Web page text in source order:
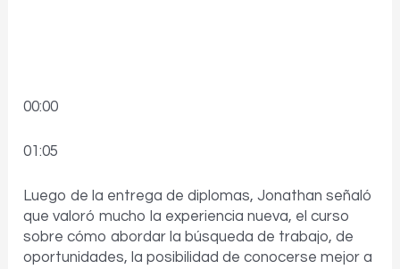
00:00
01:05
Luego de la entrega de diplomas, Jonathan señaló
que valoró mucho la experiencia nueva, el curso
sobre cómo abordar la búsqueda de trabajo, de
oportunidades, la posibilidad de conocerse mejor a